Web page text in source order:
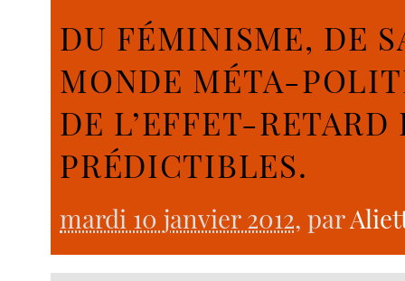
DU FÉMINISME, DE
MONDE MÉTA-
DE L’EFFET-
PRÉDICTIBLES.
mardi 10 janvier 2012, par